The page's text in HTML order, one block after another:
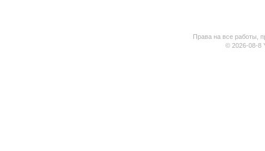
Права на все работы,
© 2026-08-8